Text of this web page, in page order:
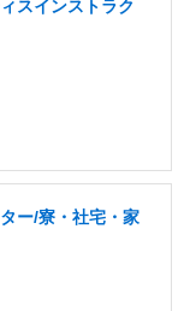
スインストラク
ー/寮・社宅・家